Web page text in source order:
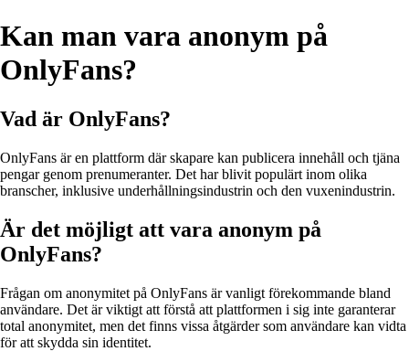
Kan man vara anonym på
OnlyFans?
Vad är OnlyFans?
OnlyFans är en plattform där skapare kan publicera innehåll och tjäna
pengar genom prenumeranter. Det har blivit populärt inom olika
branscher, inklusive underhållningsindustrin och den vuxenindustrin.
Är det möjligt att vara anonym på
OnlyFans?
Frågan om anonymitet på OnlyFans är vanligt förekommande bland
användare. Det är viktigt att förstå att plattformen i sig inte garanterar
total anonymitet, men det finns vissa åtgärder som användare kan vidta
för att skydda sin identitet.